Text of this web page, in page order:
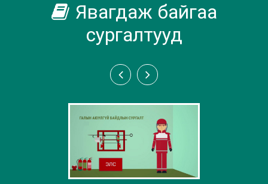
Явагдаж байгаа
сургалтууд